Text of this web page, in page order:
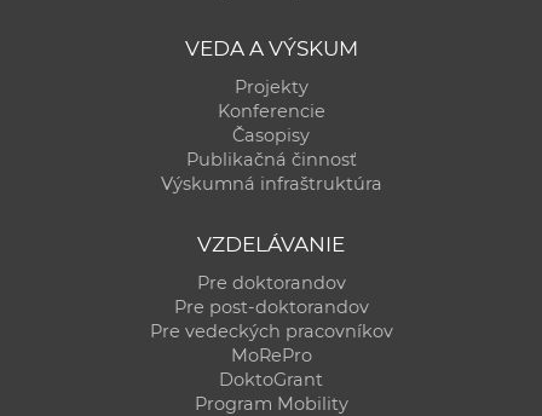
VEDA A VÝSKUM
Projekty
Konferencie
Časopisy
Publikačná činnosť
Výskumná infraštruktúra
VZDELÁVANIE
Pre doktorandov
Pre post-doktorandov
Pre vedeckých pracovníkov
MoRePro
DoktoGrant
Program Mobility